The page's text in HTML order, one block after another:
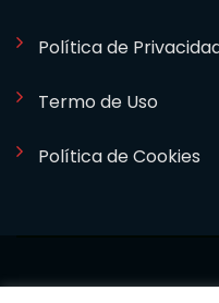
Política de
Termo de Uso
Política de Cookies